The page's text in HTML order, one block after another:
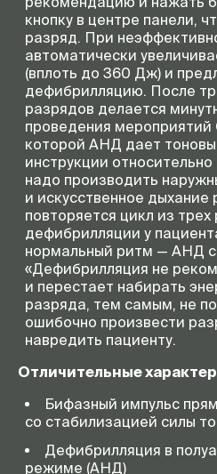
кнопку в центре панели,
разряд. При
автоматически
(вплоть до 360 Дж) и
дефибрилляцию. После
разрядов делается
проведения
которой АНД дает
инструкции
надо производить
и искусственное дыхание
повторяется цикл из
дефибрилляции у
нормальный ритм — АНД
«Дефибрилляция не
и перестает набирать
разряда, тем самым, не
ошибочно произвести
навредить пациенту.
Отличительные
Бифазный импульс
со стабилизацией силы
Дефибрилляция в
режиме (АНД)